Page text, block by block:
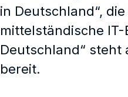
in Deutschland“,
mittelständische
Deutschland“ steht
bereit.